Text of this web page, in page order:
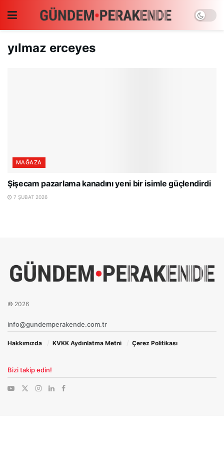
yılmaz erceyes
MAĞAZA
Şişecam pazarlama kanadını yeni bir isimle güçlendirdi
7 ŞUBAT 2026
© 2026
info@gundemperakende.com.tr
Hakkımızda KVKK Aydınlatma Metni Çerez Politikası
Bizi takip edin!